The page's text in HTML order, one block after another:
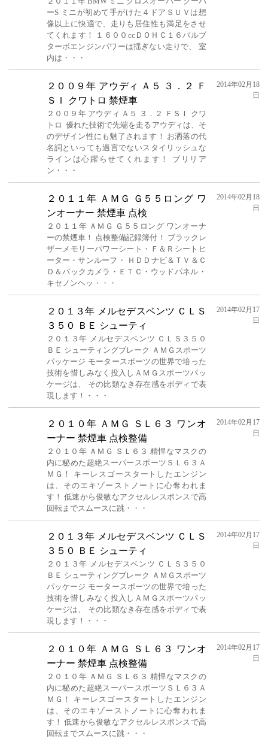
ーS ミニが初めて手がけた４ドアＳＵＶは想
像以上に快適で、走りも居住性も満足をさせ
てくれます！ １６００ccＤＯＨＣ１６バルブ
ターボエンジンパワーは揺ぎない走りで、 室
内は・・・
２００９年 アウディ Ａ５ ３．２ Ｆ
ＳＩ クワトロ 禁煙車
２００９年 アウディ Ａ５ ３．２ ＦＳＩ クワ
トロ 優れた技術で先端を走るアウディは、そ
のデザイン性にも魅了されます！ お洒落の代
名詞といっても過言でないスタイリッシュな
ラインは心躍らせてくれます！ ブリリア
ン・・・
2014年02月18
日
２０１１年 ＡＭＧ Ｇ５５ロング ワ
ンオーナー 禁煙車 点検
２０１１年 ＡＭＧ Ｇ５５ロング ワンオーナ
ーの禁煙車！ 点検整備記録簿付！ ブラックレ
ザーメモリーパワーシート・Ｆ＆Ｒシートヒ
ーター・サンルーフ・ ＨＤＤナビ＆ＴＶ＆Ｃ
Ｄ＆バックカメラ・ＥＴＣ・ウッドパネル・
キセノンヘッ・・・
2014年02月18
日
２０１３年 メルセデスベンツ ＣＬＳ
３５０ ＢＥ シューティ
２０１３年 メルセデスベンツ ＣＬＳ３５０
ＢＥ シューティングブレーク ＡＭＧスポーツ
パッケージ モータースポーツの世界で培った
技術を惜しみなく投入しＡＭＧスポーツパッ
ケージは、 その比類なき存在感をボディで表
現します！・・・
2014年02月17
日
２０１０年 ＡＭＧ ＳＬ６３ ワンオ
ーナー 禁煙車 点検整備
２０１０年 ＡＭＧ ＳＬ６３ 精悍なマスクの
内に秘めた超絶スーパースポーツＳＬ６３Ａ
ＭＧ！ キーレスゴースタートしたエンジン
は、そのエキゾーストノートに心奪われま
す！ 低速から俊敏なアクセルレスポンスで高
回転までスムースに跳・・・
2014年02月17
日
２０１３年 メルセデスベンツ ＣＬＳ
３５０ ＢＥ シューティ
２０１３年 メルセデスベンツ ＣＬＳ３５０
ＢＥ シューティングブレーク ＡＭＧスポーツ
パッケージ モータースポーツの世界で培った
技術を惜しみなく投入しＡＭＧスポーツパッ
ケージは、 その比類なき存在感をボディで表
現します！・・・
2014年02月17
日
２０１０年 ＡＭＧ ＳＬ６３ ワンオ
ーナー 禁煙車 点検整備
２０１０年 ＡＭＧ ＳＬ６３ 精悍なマスクの
内に秘めた超絶スーパースポーツＳＬ６３Ａ
ＭＧ！ キーレスゴースタートしたエンジン
は、そのエキゾーストノートに心奪われま
す！ 低速から俊敏なアクセルレスポンスで高
回転までスムースに跳・・・
2014年02月17
日